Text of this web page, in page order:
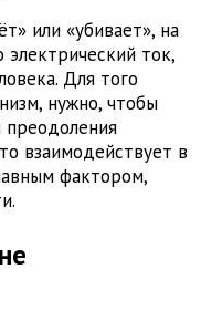
или «убивает», на
ток,
Для того
нужно, чтобы
взаимодействует в
фактором,